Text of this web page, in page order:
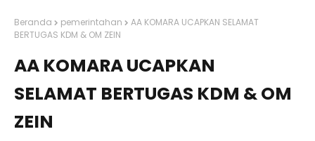
Beranda pemerintahan
AA KOMARA UCAPKAN SELAMAT
BERTUGAS KDM & OM ZEIN
AA KOMARA UCAPKAN
SELAMAT BERTUGAS KDM & OM
ZEIN